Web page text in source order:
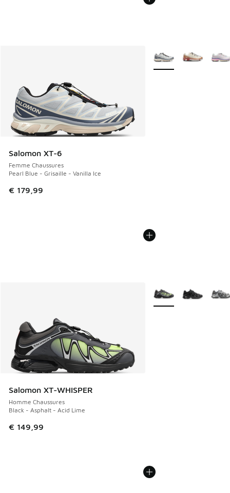
Salomon XT-6
Femme Chaussures
Pearl Blue - Grisaille - Vanilla Ice
€ 179,99
Plus de couleurs
Salomon XT-WHISPER
Homme Chaussures
Black - Asphalt - Acid Lime
€ 149,99
Plus de couleurs